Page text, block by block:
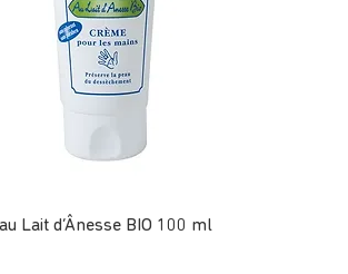
Lait d’Ânesse BIO 100 ml